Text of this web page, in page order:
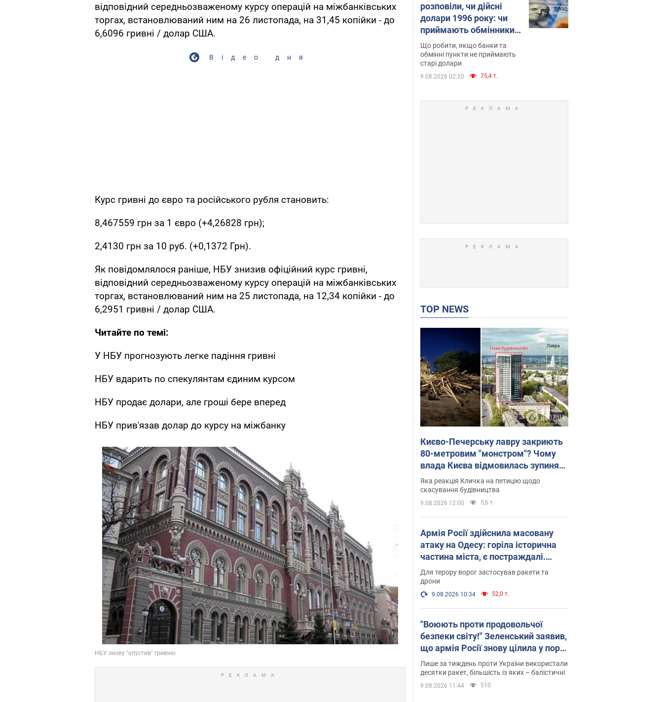
відповідний середньозваженому курсу операцій на міжбанківських
торгах, встановлюваний ним на 26 листопада, на 31,45 копійки - до
6,6096 гривні / долар США.
Відео дня
Курс гривні до євро та російського рубля становить:
8,467559 грн за 1 євро (+4,26828 грн);
2,4130 грн за 10 руб. (+0,1372 Грн).
Як повідомлялося раніше, НБУ знизив офіційний курс гривні,
відповідний середньозваженому курсу операцій на міжбанківських
торгах, встановлюваний ним на 25 листопада, на 12,34 копійки - до
6,2951 гривні / долар США.
Читайте по темі:
У НБУ прогнозують легке падіння гривні
НБУ вдарить по спекулянтам єдиним курсом
НБУ продає долари, але гроші бере вперед
НБУ прив'язав долар до курсу на міжбанку
розповіли, чи дійсні
долари 1996 року: чи
приймають обмінники
та банки такі купюри
Що робити, якщо банки та
обмінні пункти не приймають
старі долари
9.08.2026 02:20 75,4 т.
TOP NEWS
Києво-Печерську лавру закриють
80-метровим "монстром"? Чому
влада Києва відмовилась зупиняти
будівництво хмарочоса
"московського вірянина"
Яка реакція Кличка на петицію щодо
скасування будівництва
9.08.2026 12:00 5,6 т.
Армія Росії здійснила масовану
атаку на Одесу: горіла історична
частина міста, є постраждалі.
Фото та відео
Для терору ворог застосував ракети та
дрони
9.08.2026 10:34 52,0 т.
"Воюють проти продовольчої
безпеки світу!" Зеленський заявив,
що армія Росії знову цілила у порт
в Одесі
Лише за тиждень проти України використали
десятки ракет, більшість із яких – балістичні
9.08.2026 11:44 510